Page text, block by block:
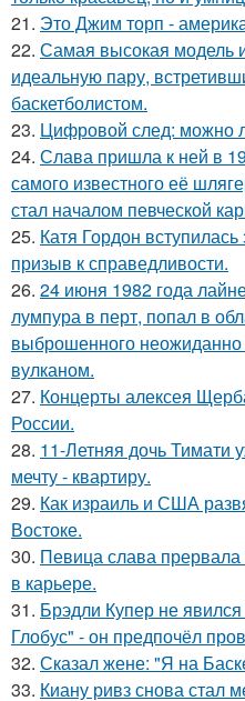
21. Это Джим торп -
22. Самая высокая модель
идеальную пару,
баскетболистом.
23. Цифровой след: можно
24. Слава пришла к ней в
самого известного её
стал началом певческой
25. Катя Гордон
призыв к справедливости.
26. 24 июня 1982 года
лумпура в перт, попал в
выброшенного
вулканом.
27. Концерты алексея
России.
28. 11-Летняя дочь Тимати
мечту - квартиру.
29. Как израиль и США
Востоке.
30. Певица слава прервала
в карьере.
31. Брэдли Купер не
Глобус" - он предпочёл
32. Сказал жене: "Я на
33. Киану ривз снова стал